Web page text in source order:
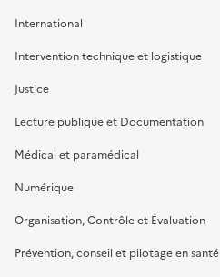
International
Intervention technique et logistique
Justice
Lecture publique et Documentation
Médical et paramédical
Numérique
Organisation, Contrôle et Évaluation
Prévention, conseil et pilotage en santé